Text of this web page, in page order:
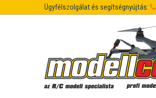
Ügyfélszolgálat és segítségnyújtás: